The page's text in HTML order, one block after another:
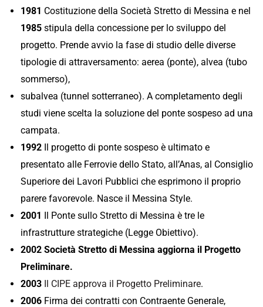
1981 Costituzione della Società Stretto di Messina e nel
1985 stipula della concessione per lo sviluppo del
progetto. Prende avvio la fase di studio delle diverse
tipologie di attraversamento: aerea (ponte), alvea (tubo
sommerso),
subalvea (tunnel sotterraneo). A completamento degli
studi viene scelta la soluzione del ponte sospeso ad una
campata.
1992 Il progetto di ponte sospeso è ultimato e
presentato alle Ferrovie dello Stato, all’Anas, al Consiglio
Superiore dei Lavori Pubblici che esprimono il proprio
parere favorevole. Nasce il Messina Style.
2001 Il Ponte sullo Stretto di Messina è tre le
infrastrutture strategiche (Legge Obiettivo).
2002 Società Stretto di Messina aggiorna il Progetto
Preliminare.
2003 Il CIPE approva il Progetto Preliminare.
2006 Firma dei contratti con Contraente Generale,